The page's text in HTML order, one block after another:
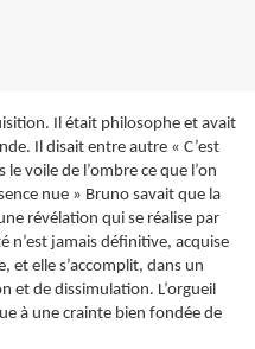
Il était philosophe et avait
Il disait entre autre « C’est
voile de l’ombre ce que l’on
nue » Bruno savait que la
révélation qui se réalise par
n’est jamais définitive, acquise
et elle s’accomplit, dans un
et de dissimulation. L’orgueil
à une crainte bien fondée de